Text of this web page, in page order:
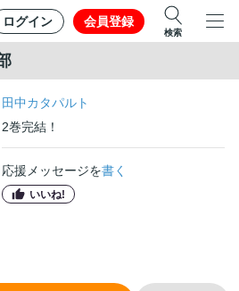
ログイン 会員登録
検索
田中カタパルト
2巻完結！
応援メッセージを書く
いいね!